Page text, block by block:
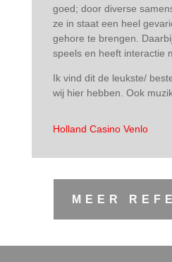
goed; door diverse
ze in staat een heel
gehore te brengen.
speels en heeft interactie
Ik vind dit de leukste/
wij hier hebben. Ook
Holland Casino Venlo
MEER